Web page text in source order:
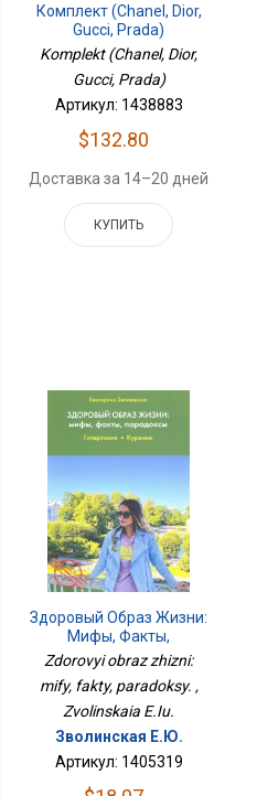
Комплект (Chanel, Dior,
Gucci, Prada)
Komplekt (Chanel, Dior,
Gucci, Prada)
Артикул: 1438883
$132.80
Доставка за 14–20 дней
КУПИТЬ
Здоровый Образ Жизни:
Мифы, Факты,
Парадоксы.
Zdorovyi obraz zhizni:
mify, fakty, paradoksy. ,
Zvolinskaia E.Iu.
Зволинская Е.Ю.
Артикул: 1405319